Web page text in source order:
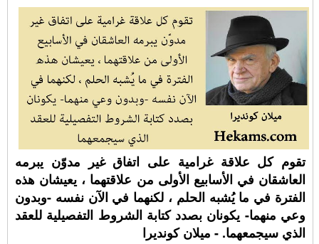
تقوم كل علاقة غرامية على اتفاق غير مدوّن يبرمه
العاشقان في الأسابيع الأولى من علاقتهما ، يعيشان هذه
الفترة في ما يُشبه الحلم ، لكنهما في الآن نفسه -وبدون
وعي منهما- يكونان بصدد كتابة الشروط التفصيلية للعقد
الذي سيجمعهما. - ميلان كونديرا